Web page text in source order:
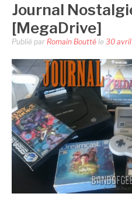
Journal
[MegaDrive]
Publié par Romain Boutté le 30